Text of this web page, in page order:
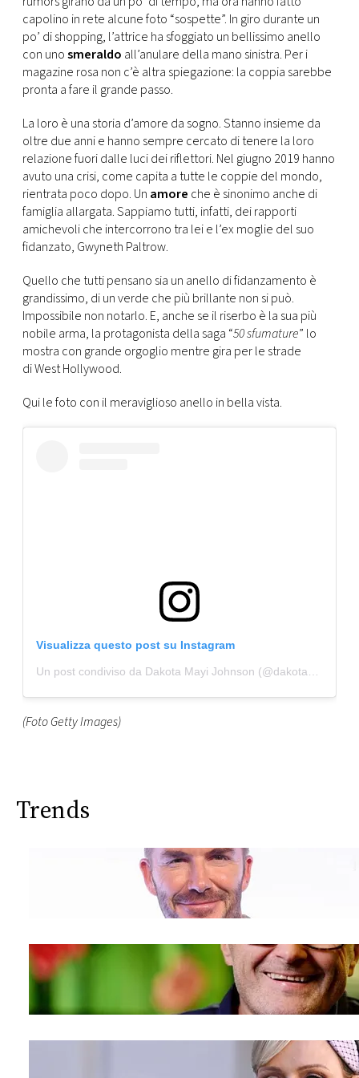
CONSIGLIA
capolino in rete alcune foto “sospette”. In giro durante un
po’ di shopping, l’attrice ha sfoggiato un bellissimo anello
con unosmeraldo all’anulare della mano sinistra. Per i
magazine rosa non c’è altra spiegazione: la coppia sarebbe
pronta a fare il grande passo.
La loro è una storia d’amore da sogno. Stanno insieme da
oltre due anni e hanno sempre cercato di tenere la loro
relazione fuori dalle luci dei riflettori. Nel giugno 2019 hanno
avuto una crisi, come capita a tutte le coppie del mondo,
rientrata poco dopo. Un amore che è sinonimo anche di
famiglia allargata. Sappiamo tutti, infatti, dei rapporti
amichevoli che intercorrono tra lei e l’ex moglie del suo
fidanzato, Gwyneth Paltrow.
Quello che tutti pensano sia un anello di fidanzamento è
grandissimo, di un verde che più brillante non si può.
Impossibile non notarlo. E, anche se il riserbo è la sua più
nobile arma, la protagonista della saga “50 sfumature” lo
mostra con grande orgoglio mentre gira per le strade
di West Hollywood.
Qui le foto con il meraviglioso anello in bella vista.
Visualizza questo post su Instagram
Un post condiviso da Dakota Mayi Johnson (@dakota_stories)
(Foto Getty Images)
Trends